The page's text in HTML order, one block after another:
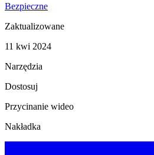
Bezpieczne
Zaktualizowane
11 kwi 2024
Narzędzia
Dostosuj
Przycinanie wideo
Nakładka